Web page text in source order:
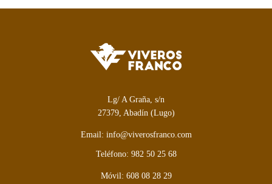
Lg/ A Graña, s/n
27379, Abadín (Lugo)
Email: info@viverosfranco.com
Teléfono: 982 50 25 68
Móvil: 608 08 28 29